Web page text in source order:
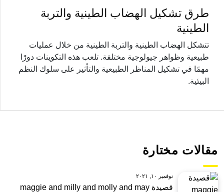
طرق تشكيل الهضاب الطينية والتربة
الطينية
تتشكل الهضاب الطينية والتربة الطينية من خلال عمليات
طبيعية وظواهر جيولوجية مختلفة. تلعب هذه التكوينات دورًا
مهمًا في تشكيل المناظر الطبيعية والتأثير على سلوك النظم
البيئية.
مقالات مختارة
نوفمبر ١٠, ٢٠٢١
قصيدة maggie and milly and molly and may